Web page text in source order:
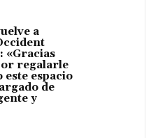
a
«Gracias
regalarle
este espacio
de
y